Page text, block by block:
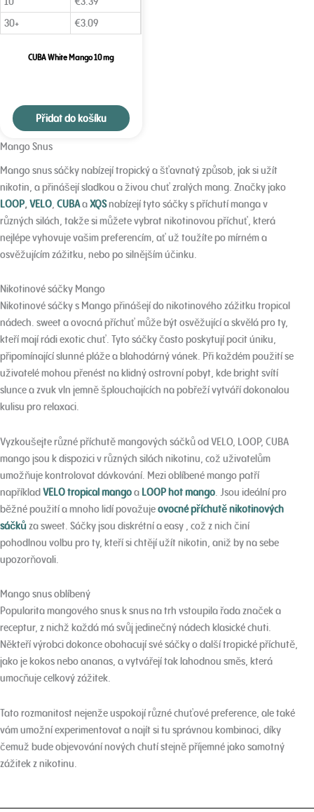
30+
€3.09
CUBA White Mango 10 mg
Přidat do košíku
Mango Snus
Mango snus sáčky nabízejí tropický a šťavnatý způsob, jak si užít
nikotin, a přinášejí sladkou a živou chuť zralých mang. Značky jako
LOOP,VELO, CUBAaXQSnabízejí tyto sáčky s příchutí manga v
různých silách, takže si můžete vybrat nikotinovou příchuť, která
nejlépe vyhovuje vašim preferencím, ať už toužíte po mírném a
osvěžujícím zážitku, nebo po silnějším účinku.
Nikotinové sáčky Mango
Nikotinové sáčky s Mango přinášejí do nikotinového zážitku tropical
nádech. sweet a ovocná příchuť může být osvěžující a skvělá pro ty,
kteří mají rádi exotic chuť. Tyto sáčky často poskytují pocit úniku,
připomínající slunné pláže a blahodárný vánek. Při každém použití se
uživatelé mohou přenést na klidný ostrovní pobyt, kde bright svítí
slunce a zvuk vln jemně šplouchajících na pobřeží vytváří dokonalou
kulisu pro relaxaci.
Vyzkoušejte různé příchutě mangových sáčků od VELO, LOOP, CUBA
mango jsou k dispozici v různých silách nikotinu, což uživatelům
umožňuje kontrolovat dávkování. Mezi oblíbené mango patří
napříkladVELO tropical mangoa LOOP hot mango. Jsou ideální pro
běžné použití a mnoho lidí považujeovocné příchutě nikotinových
sáčkůza sweet. Sáčky jsou diskrétní a easy , což z nich činí
pohodlnou volbu pro ty, kteří si chtějí užít nikotin, aniž by na sebe
upozorňovali.
Mango snus oblíbený
Popularita mangového snus k snus na trh vstoupila řada značek a
receptur, z nichž každá má svůj jedinečný nádech klasické chuti.
Někteří výrobci dokonce obohacují své sáčky o další tropické příchutě,
jako je kokos nebo ananas, a vytvářejí tak lahodnou směs, která
umocňuje celkový zážitek.
Tato rozmanitost nejenže uspokojí různé chuťové preference, ale také
vám umožní experimentovat a najít si tu správnou kombinaci, díky
čemuž bude objevování nových chutí stejně příjemné jako samotný
zážitek z nikotinu.